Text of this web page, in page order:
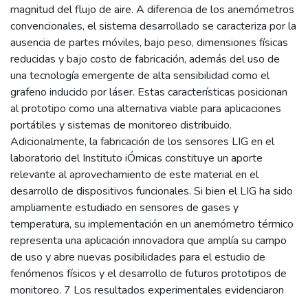
magnitud del flujo de aire. A diferencia de los anemómetros
convencionales, el sistema desarrollado se caracteriza por la
ausencia de partes móviles, bajo peso, dimensiones físicas
reducidas y bajo costo de fabricación, además del uso de
una tecnología emergente de alta sensibilidad como el
grafeno inducido por láser. Estas características posicionan
al prototipo como una alternativa viable para aplicaciones
portátiles y sistemas de monitoreo distribuido.
Adicionalmente, la fabricación de los sensores LIG en el
laboratorio del Instituto iÓmicas constituye un aporte
relevante al aprovechamiento de este material en el
desarrollo de dispositivos funcionales. Si bien el LIG ha sido
ampliamente estudiado en sensores de gases y
temperatura, su implementación en un anemómetro térmico
representa una aplicación innovadora que amplía su campo
de uso y abre nuevas posibilidades para el estudio de
fenómenos físicos y el desarrollo de futuros prototipos de
monitoreo. 7 Los resultados experimentales evidenciaron